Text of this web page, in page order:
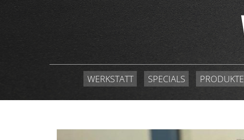
WERKSTATT SPECIALS PRODUKTE